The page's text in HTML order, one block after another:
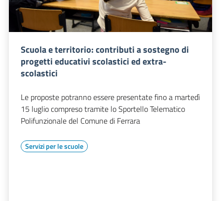
Scuola e territorio: contributi a sostegno di
progetti educativi scolastici ed extra-
scolastici
Le proposte potranno essere presentate fino a martedì
15 luglio compreso tramite lo Sportello Telematico
Polifunzionale del Comune di Ferrara
Servizi per le scuole